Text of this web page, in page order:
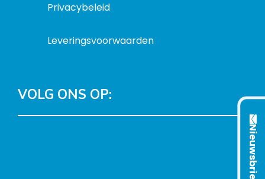
Privacybeleid
Leveringsvoorwaarden
VOLG ONS OP:
Nieuwsbrief